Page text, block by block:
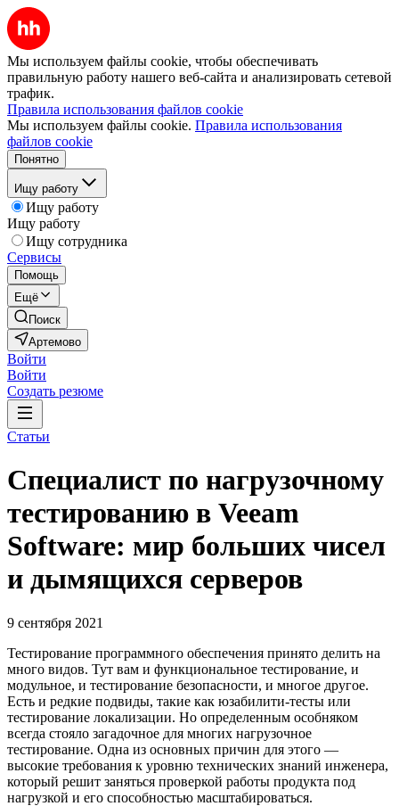
Мы используем файлы cookie, чтобы обеспечивать
правильную работу нашего веб-сайта и анализировать сетевой
трафик.
Правила использования файлов cookie
Мы используем файлы cookie. Правила использования
файлов cookie
Понятно
Ищу работу
Ищу работу
Ищу работу
Ищу сотрудника
Сервисы
Помощь
Ещё
Поиск
Артемово
Войти
Войти
Создать резюме
Статьи
Специалист по нагрузочному
тестированию в Veeam
Software: мир больших чисел
и дымящихся серверов
9 сентября 2021
Тестирование программного обеспечения принято делить на
много видов. Тут вам и функциональное тестирование, и
модульное, и тестирование безопасности, и многое другое.
Есть и редкие подвиды, такие как юзабилити-тесты или
тестирование локализации. Но определенным особняком
всегда стояло загадочное для многих нагрузочное
тестирование. Одна из основных причин для этого —
высокие требования к уровню технических знаний инженера,
который решит заняться проверкой работы продукта под
нагрузкой и его способностью масштабироваться.